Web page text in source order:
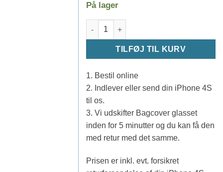
På lager
Udskiftning Bagcover iPhone 4S - Hvid
TILFØJ TIL KURV
1. Bestil online
2. Indlever eller send din iPhone 4S
til os.
3. Vi udskifter Bagcover glasset
inden for 5 minutter og du kan få den
med retur med det samme.
Prisen er inkl. evt. forsikret